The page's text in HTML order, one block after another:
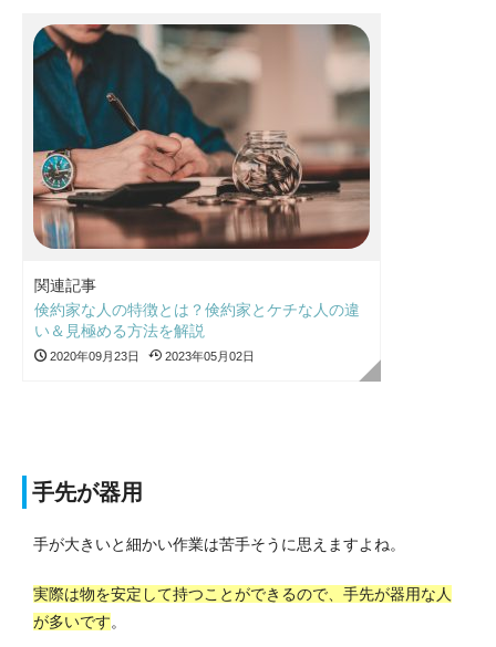
関連記事
倹約家な人の特徴とは？倹約家とケチな人の違
い＆見極める方法を解説
2020年09月23日 2023年05月02日
手先が器用
手が大きいと細かい作業は苦手そうに思えますよね。
実際は物を安定して持つことができるので、手先が器用な人
が多いです。